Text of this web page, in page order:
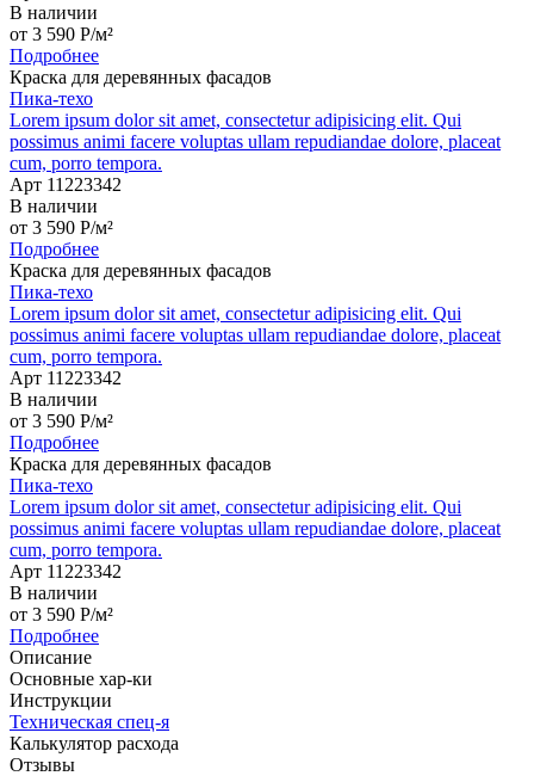
В наличии
от 3 590 P/м²
Подробнее
Краска для деревянных фасадов
Пика-техо
Lorem ipsum dolor sit amet, consectetur adipisicing elit. Qui
possimus animi facere voluptas ullam repudiandae dolore, placeat
cum, porro tempora.
Арт 11223342
В наличии
от 3 590 P/м²
Подробнее
Краска для деревянных фасадов
Пика-техо
Lorem ipsum dolor sit amet, consectetur adipisicing elit. Qui
possimus animi facere voluptas ullam repudiandae dolore, placeat
cum, porro tempora.
Арт 11223342
В наличии
от 3 590 P/м²
Подробнее
Краска для деревянных фасадов
Пика-техо
Lorem ipsum dolor sit amet, consectetur adipisicing elit. Qui
possimus animi facere voluptas ullam repudiandae dolore, placeat
cum, porro tempora.
Арт 11223342
В наличии
от 3 590 P/м²
Подробнее
Описание
Основные хар-ки
Инструкции
Техническая спец-я
Калькулятор расхода
Отзывы